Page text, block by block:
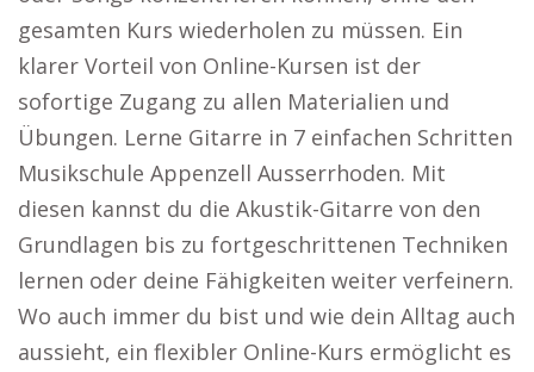
gesamten Kurs wiederholen zu müssen. Ein
klarer Vorteil von Online-Kursen ist der
sofortige Zugang zu allen Materialien und
Übungen. Lerne Gitarre in 7 einfachen Schritten
Musikschule Appenzell Ausserrhoden. Mit
diesen kannst du die Akustik-Gitarre von den
Grundlagen bis zu fortgeschrittenen Techniken
lernen oder deine Fähigkeiten weiter verfeinern.
Wo auch immer du bist und wie dein Alltag auch
aussieht, ein flexibler Online-Kurs ermöglicht es